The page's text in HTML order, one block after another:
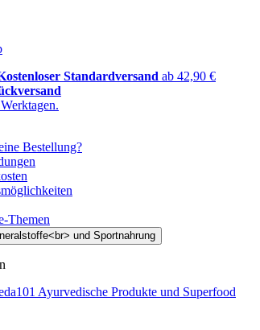
Standardversand ab 42,90 €
Bestellung?
Themen
Ayurvedische Produkte und Superfood